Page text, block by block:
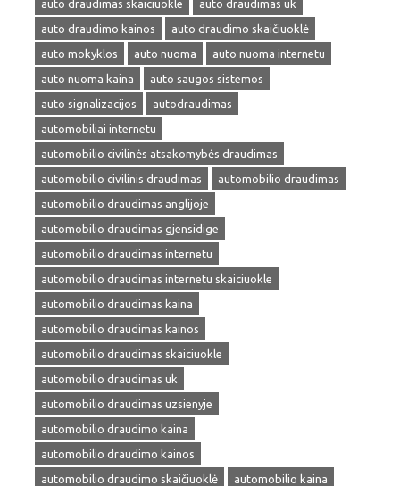
auto draudimas skaiciuokle
auto draudimas uk
auto draudimo kainos
auto draudimo skaičiuoklė
auto mokyklos
auto nuoma
auto nuoma internetu
auto nuoma kaina
auto saugos sistemos
auto signalizacijos
autodraudimas
automobiliai internetu
automobilio civilinės atsakomybės draudimas
automobilio civilinis draudimas
automobilio draudimas
automobilio draudimas anglijoje
automobilio draudimas gjensidige
automobilio draudimas internetu
automobilio draudimas internetu skaiciuokle
automobilio draudimas kaina
automobilio draudimas kainos
automobilio draudimas skaiciuokle
automobilio draudimas uk
automobilio draudimas uzsienyje
automobilio draudimo kaina
automobilio draudimo kainos
automobilio draudimo skaičiuoklė
automobilio kaina